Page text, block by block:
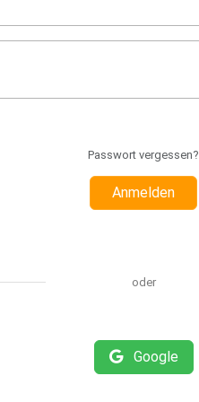
Passwort vergessen?
Anmelden
oder
Google